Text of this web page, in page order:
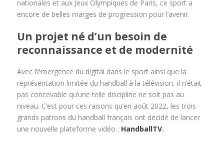
nationales et aux Jeux Olympiques de Paris, ce sport a
encore de belles marges de progression pour l’avenir.
Un projet né d’un besoin de
reconnaissance et de modernité
Avec l’émergence du digital dans le sport ainsi que la
représentation limitée du handball à la télévision, il n’était
pas concevable qu’une telle discipline ne soit pas au
niveau. C’est pour ces raisons qu’en août 2022, les trois
grands patrons du handball français ont décidé de lancer
une nouvelle plateforme vidéo : HandballTV.